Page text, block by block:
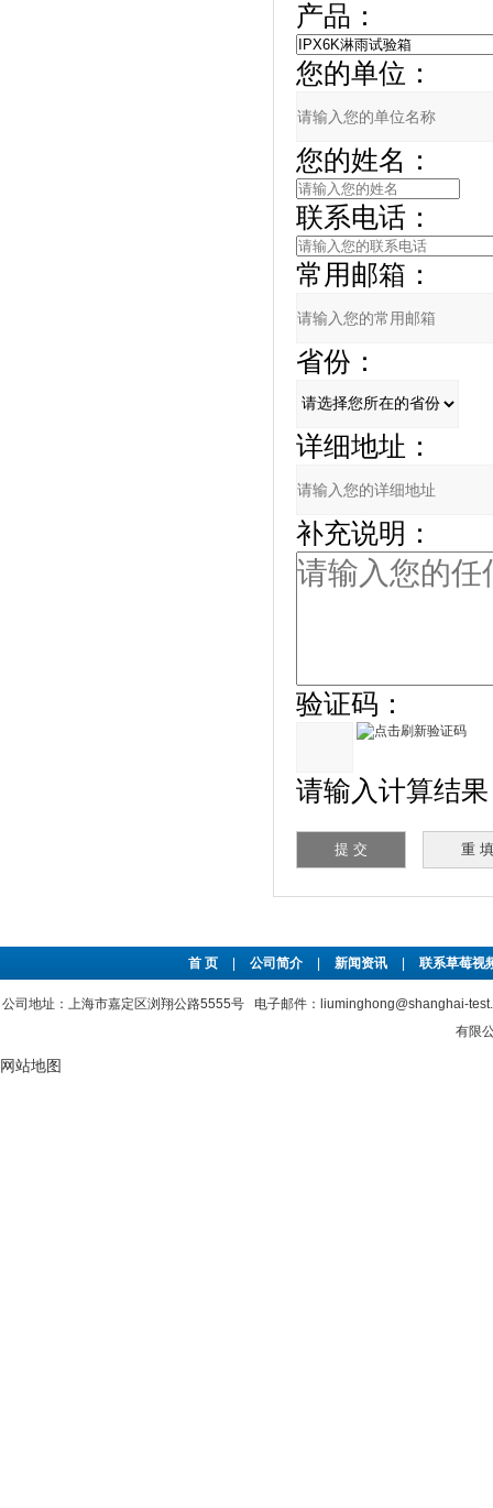
产品：
您的单位：
您的姓名：
联系电话：
常用邮箱：
省份：
详细地址：
补充说明：
验证码：
请输入计算结果
首 页 公司简介 新闻资讯 联系草莓视
公司地址：上海市嘉定区浏翔公路5555号 电子邮件：liuminghong@shanghai-
有限
网站地图